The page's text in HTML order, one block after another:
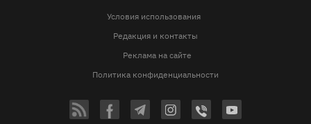
Условия использования
Редакция и контакты
Реклама на сайте
Политика конфиденциальности